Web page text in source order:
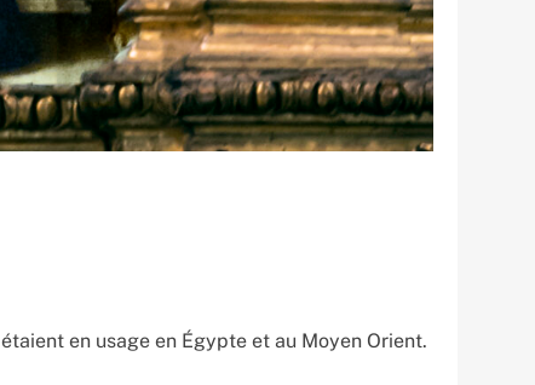
en usage en Égypte et au Moyen Orient.